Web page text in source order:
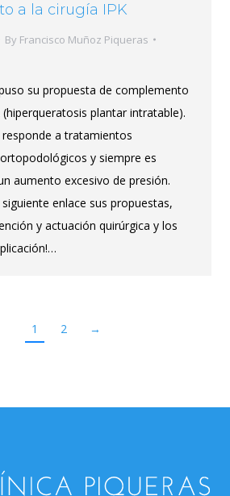
a la cirugía IPK
By Francisco Muñoz Piqueras
su propuesta de complemento
plantar intratable).
a tratamientos
y siempre es
aumento excesivo de presión.
siguiente enlace sus propuestas,
y actuación quirúrgica y los
1 2 →